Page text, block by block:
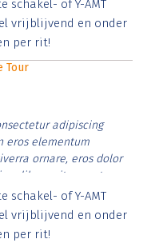
tristique posuere.
of Y-AMT
vrijblijvend en onder
per rit!
Tour
adipiscing
eros elementum
ornare, eros dolor
libero vitae erat.
id rutrum lorem
tristique posuere.
of Y-AMT
vrijblijvend en onder
per rit!